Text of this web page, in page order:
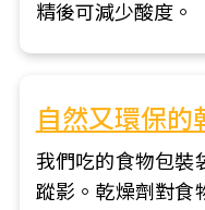
精後可減少酸度。
自然又環保的
我們吃的食物包裝
蹤影。乾燥劑對食